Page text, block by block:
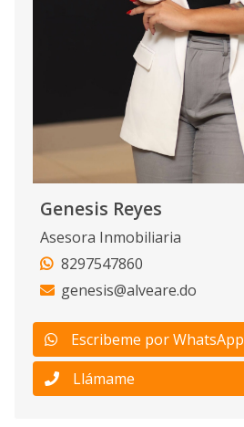
Genesis Reyes
Asesora Inmobiliaria
8297547860
genesis@alveare.do
Escribeme por WhatsApp
Llámame